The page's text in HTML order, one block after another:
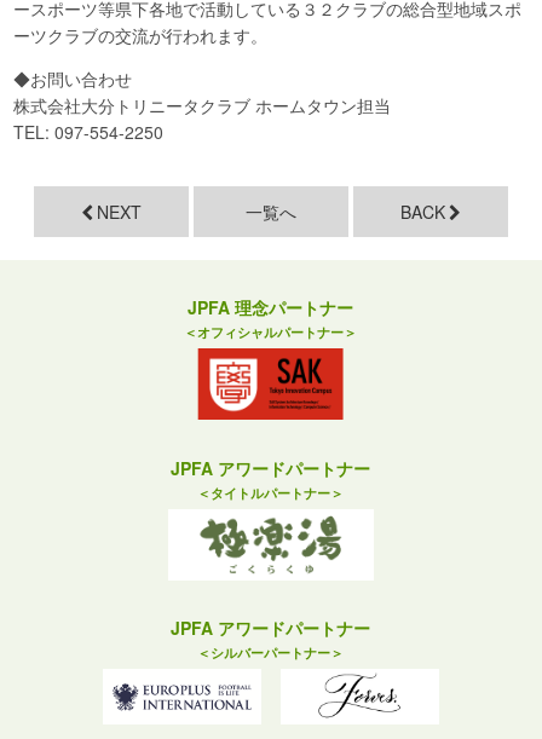
ースポーツ等県下各地で活動している３２クラブの総合型地域スポ
ーツクラブの交流が行われます。
◆お問い合わせ
株式会社大分トリニータクラブ ホームタウン担当
TEL: 097-554-2250
NEXT 一覧へ BACK
JPFA 理念パートナー
＜オフィシャルパートナー＞
JPFA アワードパートナー
＜タイトルパートナー＞
JPFA アワードパートナー
＜シルバーパートナー＞